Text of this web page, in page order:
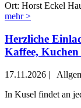
Ort: Horst Eckel
mehr >
Herzliche
Kaffee, Kuchen
17.11.2026 |
In Kusel findet an